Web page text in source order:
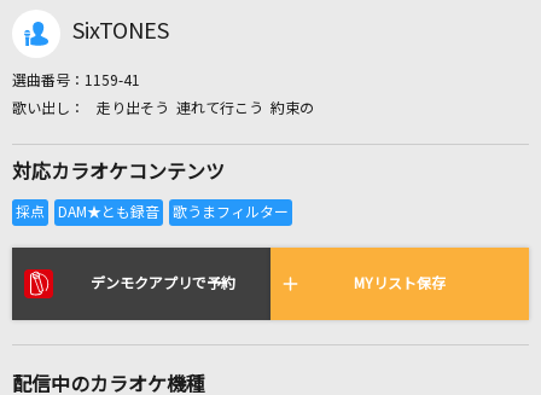
全国りれき
リアルタイムで歌われている曲の一覧
SixTONES
選曲番号： 1159-41
走り出そう 連れて行こう 約束の
対応カラオケコンテンツ
デンモクアプリで予約 MYリスト保存
配信中のカラオケ機種